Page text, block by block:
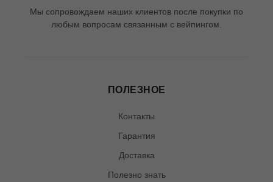
Мы сопровождаем наших клиентов после покупки по
любым вопросам связанным с вейпингом.
ПОЛЕЗНОЕ
Контакты
Гарантия
Доставка
Полезно знать